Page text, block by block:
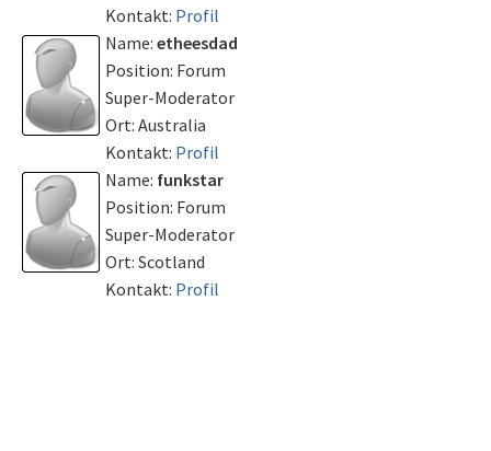
Kontakt: Profil
Name: etheesdad
Position: Forum
Super-Moderator
Ort: Australia
Kontakt: Profil
Name: funkstar
Position: Forum
Super-Moderator
Ort: Scotland
Kontakt: Profil